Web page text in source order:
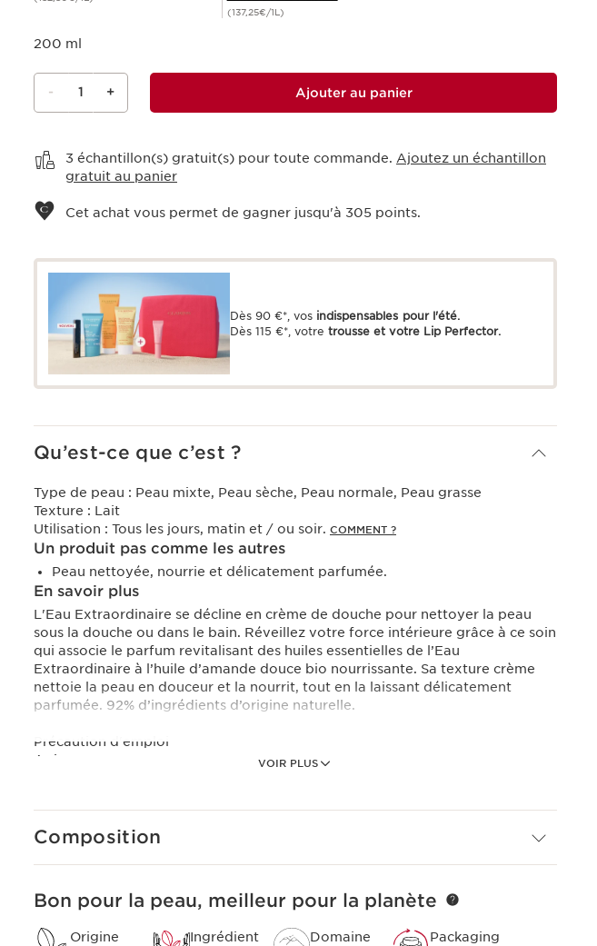
(137,25€/1L)
200 ml
- 1 + Ajouter au panier
3 échantillon(s) gratuit(s) pour toute commande. Ajoutez un échantillon
gratuit au panier
Cet achat vous permet de gagner jusqu'à 305 points.
Dès 90 €*, vos indispensables pour l'été.
Dès 115 €*, votre trousse et votre Lip Perfector.
Qu’est-ce que c’est ?
VOIR PLUS
Type de peau : Peau mixte, Peau sèche, Peau normale, Peau grasse
Texture : Lait
Utilisation : Tous les jours, matin et / ou soir. COMMENT ?
Un produit pas comme les autres
Peau nettoyée, nourrie et délicatement parfumée.
En savoir plus
L'Eau Extraordinaire se décline en crème de douche pour nettoyer la peau
sous la douche ou dans le bain. Réveillez votre force intérieure grâce à ce soin
qui associe le parfum revitalisant des huiles essentielles de l’Eau
Extraordinaire à l’huile d’amande douce bio nourrissante. Sa texture crème
nettoie la peau en douceur et la nourrit, tout en la laissant délicatement
parfumée. 92% d’ingrédients d’origine naturelle.
Précaution d'emploi
A rincer.
Composition
Bon pour la peau, meilleur pour la planète
Origine
Ingrédient
Domaine
Packaging